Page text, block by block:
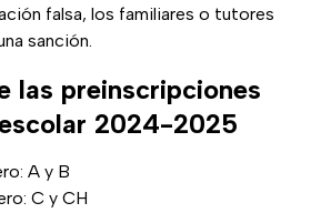
falsa, los familiares o tutores
sanción.
las preinscripciones
2024-2025
A y B
C y CH